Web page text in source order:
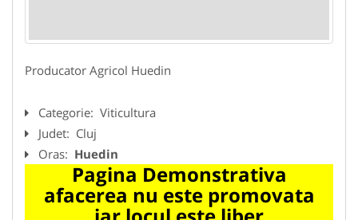
Producator Agricol Huedin
Categorie: Viticultura
Judet: Cluj
Oras: Huedin
Pagina Demonstrativa
afacerea nu este promovata